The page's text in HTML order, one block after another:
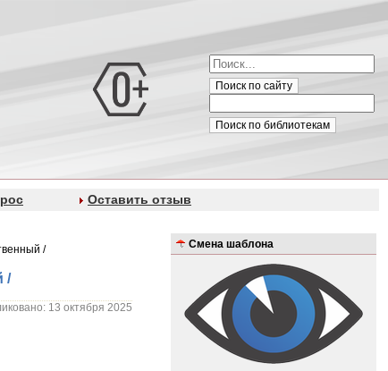
Поиск по сайту
Поиск по библиотекам
Оставить отзыв
/
/
13 октября 2025
Смена шаблона